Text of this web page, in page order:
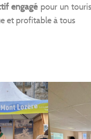
engagépour un
et profitable à tous